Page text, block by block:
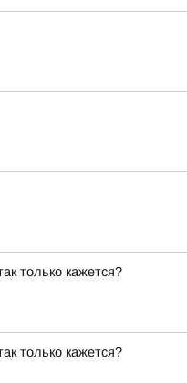
только кажется?
только кажется?